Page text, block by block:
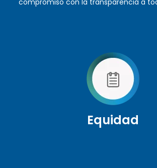
compromiso con la transparencia a
Equidad